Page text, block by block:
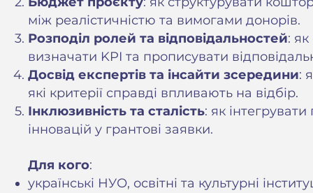
між реалістичністю та вимогами донорів.
Розподіл ролей та відповідальностей:
визначати KPI та прописувати
Досвід експертів та інсайти зсередини:
які критерії справді впливають на відбір.
Інклюзивність та сталість: як
інновацій у грантові заявки.
Для кого:
українські НУО, освітні та культурні